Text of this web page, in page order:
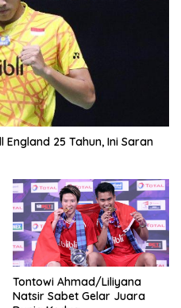
England 25 Tahun, Ini Saran
Tontowi Ahmad/Liliyana
Natsir Sabet Gelar Juara